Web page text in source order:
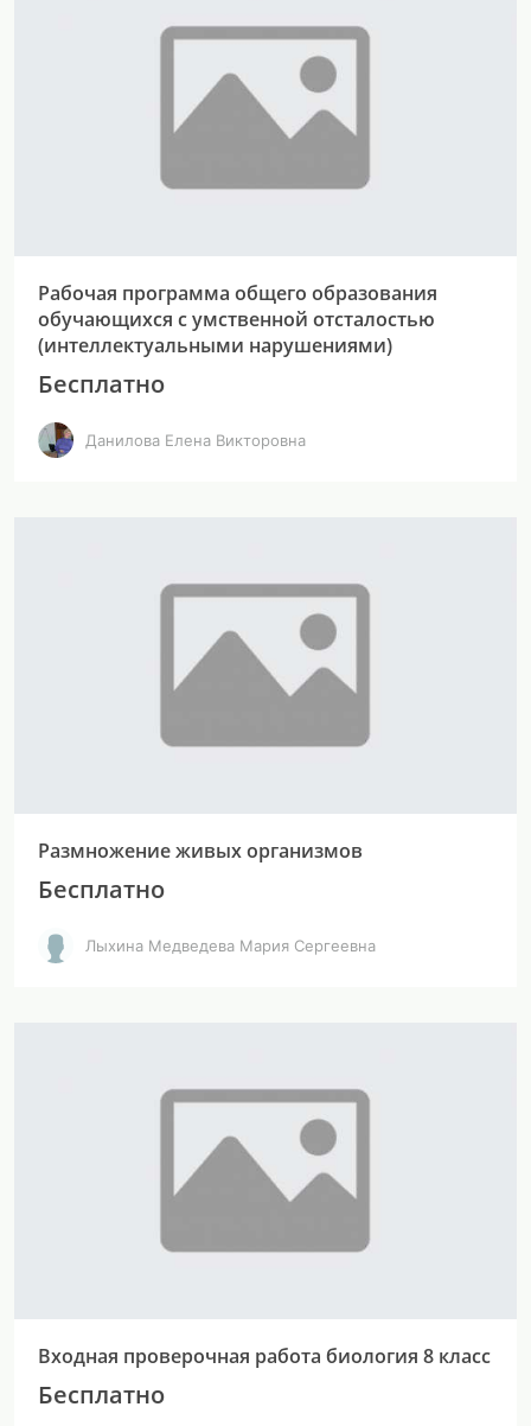
Рабочая программа общего образования
обучающихся с умственной отсталостью
(интеллектуальными нарушениями)
Бесплатно
Данилова Елена Викторовна
Размножение живых организмов
Бесплатно
Лыхина Медведева Мария Сергеевна
Входная проверочная работа биология 8 класс
Бесплатно